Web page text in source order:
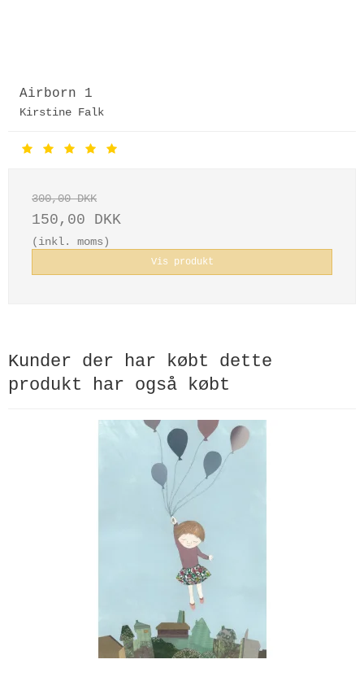
Airborn 1
Kirstine Falk
300,00 DKK
150,00 DKK
(inkl. moms)
Vis produkt
Kunder der har købt dette
produkt har også købt